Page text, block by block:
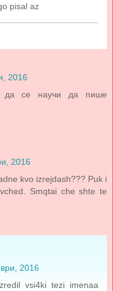
pisal az
2016
да се научи да пише
2016
kvo izrejdash??? Puk i
Smqtai che shte te
2016
vsi4ki tezi imenaa